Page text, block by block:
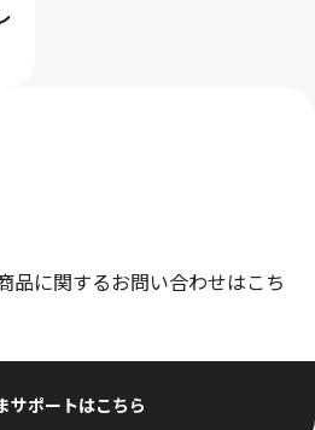
品に関するお問い合わせはこち
サポートはこちら